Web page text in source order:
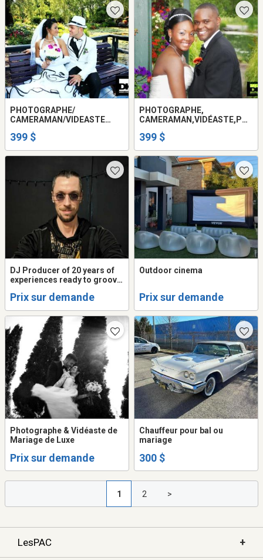
PHOTOGRAPHE/
CAMERAMAN/VIDEASTE
MONTAGE VIDÉO/PUB ET
399 $
PHOTOGRAPHE,
CAMERAMAN,VIDÉASTE,PH
MARIAGE ET AUTRE SERVICE
399 $
DJ Producer of 20 years of
experiences ready to groove
wedding.
Prix sur demande
Outdoor cinema
Prix sur demande
Photographe & Vidéaste de
Mariage de Luxe
Prix sur demande
Chauffeur pour bal ou
mariage
300 $
1 2 >
LesPAC +